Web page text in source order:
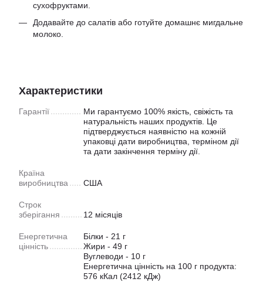
сухофруктами.
Додавайте до салатів або готуйте домашнє мигдальне
молоко.
Характеристики
Гарантії
Ми гарантуємо 100% якість, свіжість та
натуральність наших продуктів. Це
підтверджується наявністю на кожній
упаковці дати виробництва, терміном дії
та дати закінчення терміну дії.
Країна
виробництва
США
Строк
зберігання
12 місяців
Енергетична
цінність
Білки - 21 г
Жири - 49 г
Вуглеводи - 10 г
Енергетична цінність на 100 г продукта:
576 кКал (2412 кДж)